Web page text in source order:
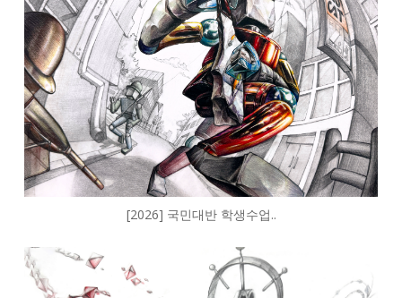
[2026] 국민대반 학생수업..